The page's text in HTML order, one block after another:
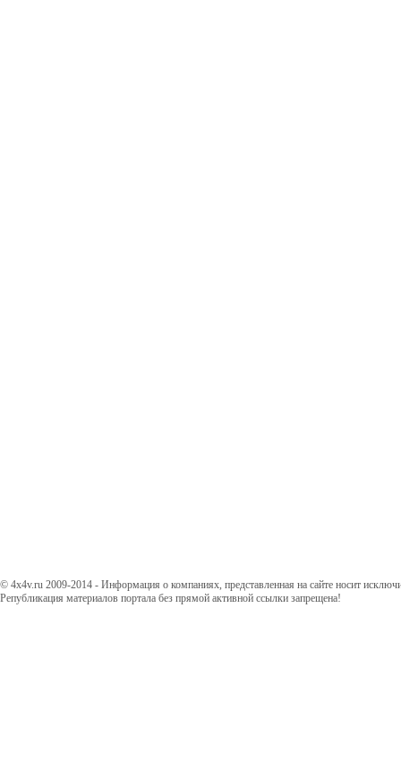
© 4x4v.ru 2009-2014 - Информация о компаниях, представленная на сайте носит
Републикация материалов портала без прямой активной ссылки запрещена!